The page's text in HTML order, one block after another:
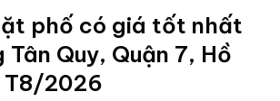
phố có giá tốt nhất
Quy, Quận 7, Hồ
T8/2026